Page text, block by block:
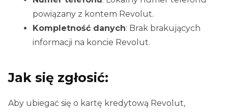
powiązany z kontem Revolut.
Kompletność danych: Brak brakujących
informacji na koncie Revolut.
Jak się zgłosić:
Aby ubiegać się o kartę kredytową Revolut,